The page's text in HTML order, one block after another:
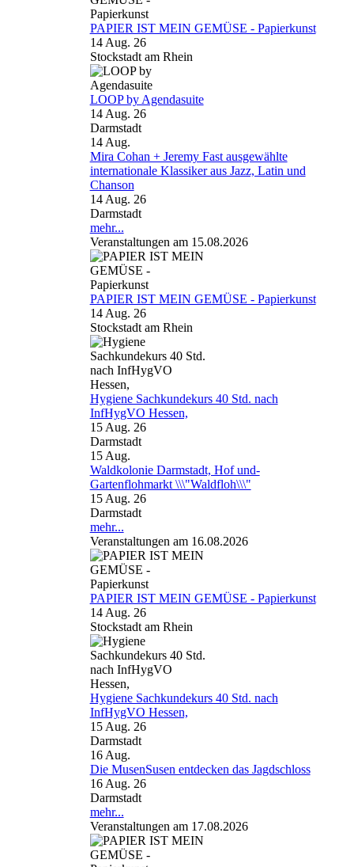
PAPIER IST MEIN GEMÜSE - Papierkunst
14 Aug. 26
Stockstadt am Rhein
LOOP by Agendasuite
14 Aug. 26
Darmstadt
14 Aug.
Mira Cohan + Jeremy Fast ausgewählte
internationale Klassiker aus Jazz, Latin und
Chanson
14 Aug. 26
Darmstadt
mehr...
Veranstaltungen am 15.08.2026
PAPIER IST MEIN GEMÜSE - Papierkunst
14 Aug. 26
Stockstadt am Rhein
Hygiene Sachkundekurs 40 Std. nach
InfHygVO Hessen,
15 Aug. 26
Darmstadt
15 Aug.
Waldkolonie Darmstadt, Hof und-
Gartenflohmarkt \\\"Waldfloh\\\"
15 Aug. 26
Darmstadt
mehr...
Veranstaltungen am 16.08.2026
PAPIER IST MEIN GEMÜSE - Papierkunst
14 Aug. 26
Stockstadt am Rhein
Hygiene Sachkundekurs 40 Std. nach
InfHygVO Hessen,
15 Aug. 26
Darmstadt
16 Aug.
Die MusenSusen entdecken das Jagdschloss
16 Aug. 26
Darmstadt
mehr...
Veranstaltungen am 17.08.2026